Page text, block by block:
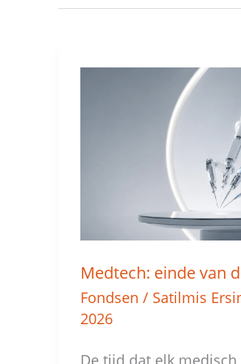
Medtech: einde van
Fondsen / Satilmis
2026
De tijd dat elk medisch